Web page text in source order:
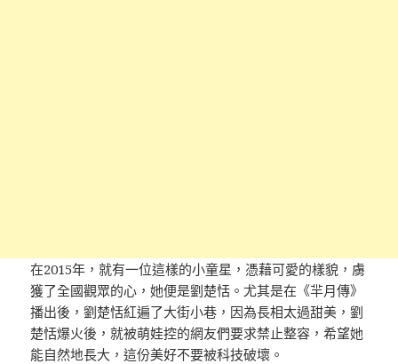
在2015年，就有一位這樣的小童星，憑藉可愛的樣貌，虜
獲了全國觀眾的心，她便是劉楚恬。尤其是在《羋月傳》
播出後，劉楚恬紅遍了大街小巷，因為長相太過甜美，劉
楚恬爆火後，就被萌娃控的網友們要求禁止整容，希望她
能自然地長大，這份美好不要被科技破壞。